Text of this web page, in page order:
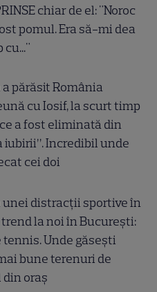
chiar de el: "Noroc
pomul. Era să-mi dea
cu..."
părăsit România
cu Iosif, la scurt timp
a fost eliminată din
iubirii”. Incredibil unde
cei doi
unei distracții sportive în
la noi în București:
tennis. Unde găsești
bune terenuri de
din oraș